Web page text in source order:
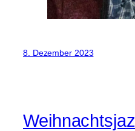
8. Dezember 2023